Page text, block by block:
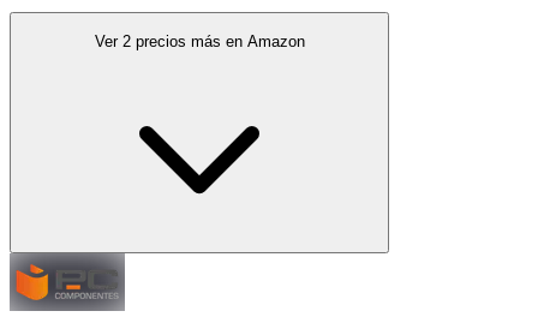
Ver 2 precios más en Amazon